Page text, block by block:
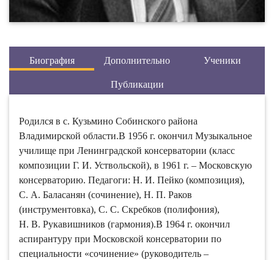
Биография Дополнительно Ученики
Публикации
Родился в с. Кузьмино Собинского района
Владимирской области.В 1956 г. окончил Музыкальное
училище при Ленинградской консерватории (класс
композиции Г. И. Уствольской), в 1961 г. – Московскую
консерваторию. Педагоги: Н. И. Пейко (композиция),
С. А. Баласанян (сочинение), Н. П. Раков
(инструментовка), С. С. Скребков (полифония),
Н. В. Рукавишников (гармония).В 1964 г. окончил
аспирантуру при Московской консерватории по
специальности «сочинение» (руководитель –